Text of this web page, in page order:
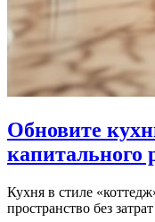
Обновите
капитального
Кухня в стиле
пространство без